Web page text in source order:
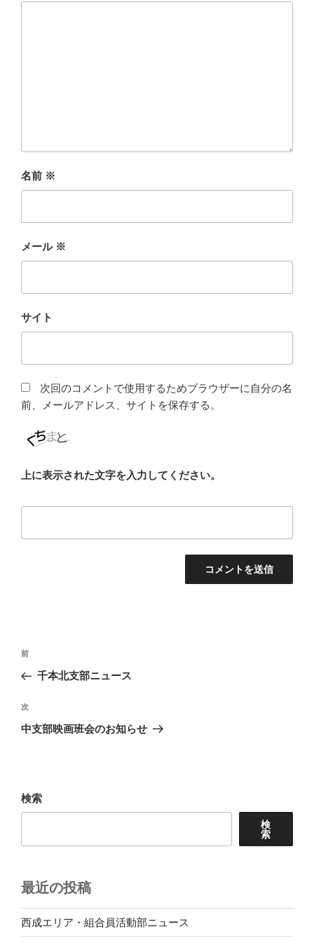
名前 ※
メール ※
サイト
次回のコメントで使用するためブラウザーに自分の名
前、メールアドレス、サイトを保存する。
上に表示された文字を入力してください。
投
ナ
ビ
ゲ
ン
前
の
稿
前
千本北支部ニュース
次
の
次
中支部映画班会のお知らせ
検索
検
索
最近の投稿
西成エリア・組合員活動部ニュース